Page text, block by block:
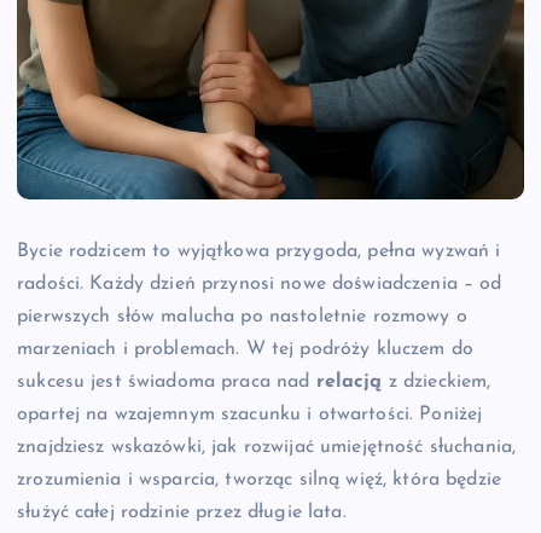
Bycie rodzicem to wyjątkowa przygoda, pełna wyzwań i
radości. Każdy dzień przynosi nowe doświadczenia – od
pierwszych słów malucha po nastoletnie rozmowy o
marzeniach i problemach. W tej podróży kluczem do
sukcesu jest świadoma praca nad relacją z dzieckiem,
opartej na wzajemnym szacunku i otwartości. Poniżej
znajdziesz wskazówki, jak rozwijać umiejętność słuchania,
zrozumienia i wsparcia, tworząc silną więź, która będzie
służyć całej rodzinie przez długie lata.